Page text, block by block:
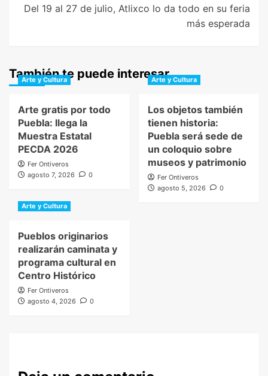
Del 19 al 27 de julio, Atlixco lo da todo en su feria
más esperada
También te puede interesar
Arte y Cultura
Arte gratis por todo
Puebla: llega la
Muestra Estatal
PECDA 2026
Fer Ontiveros
agosto 7, 2026
0
Arte y Cultura
Los objetos también
tienen historia:
Puebla será sede de
un coloquio sobre
museos y patrimonio
Fer Ontiveros
agosto 5, 2026
0
Arte y Cultura
Pueblos originarios
realizarán caminata y
programa cultural en
Centro Histórico
Fer Ontiveros
agosto 4, 2026
0